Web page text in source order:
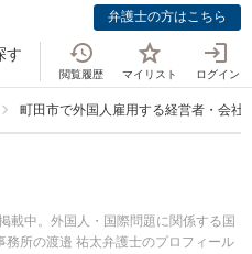
弁護士の方はこちら
す
閲覧履歴 マイリスト ログイン
町田市で外国人雇用する経営者・会社
載中。外国人・国際問題に関係する国
所の渡邉 祐太弁護士のプロフィール